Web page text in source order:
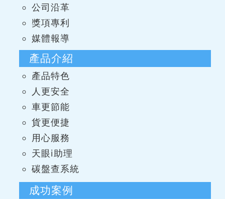
公司沿革
獎項專利
媒體報導
產品介紹
產品特色
人更安全
車更節能
貨更便捷
用心服務
天眼i助理
碳盤查系統
成功案例